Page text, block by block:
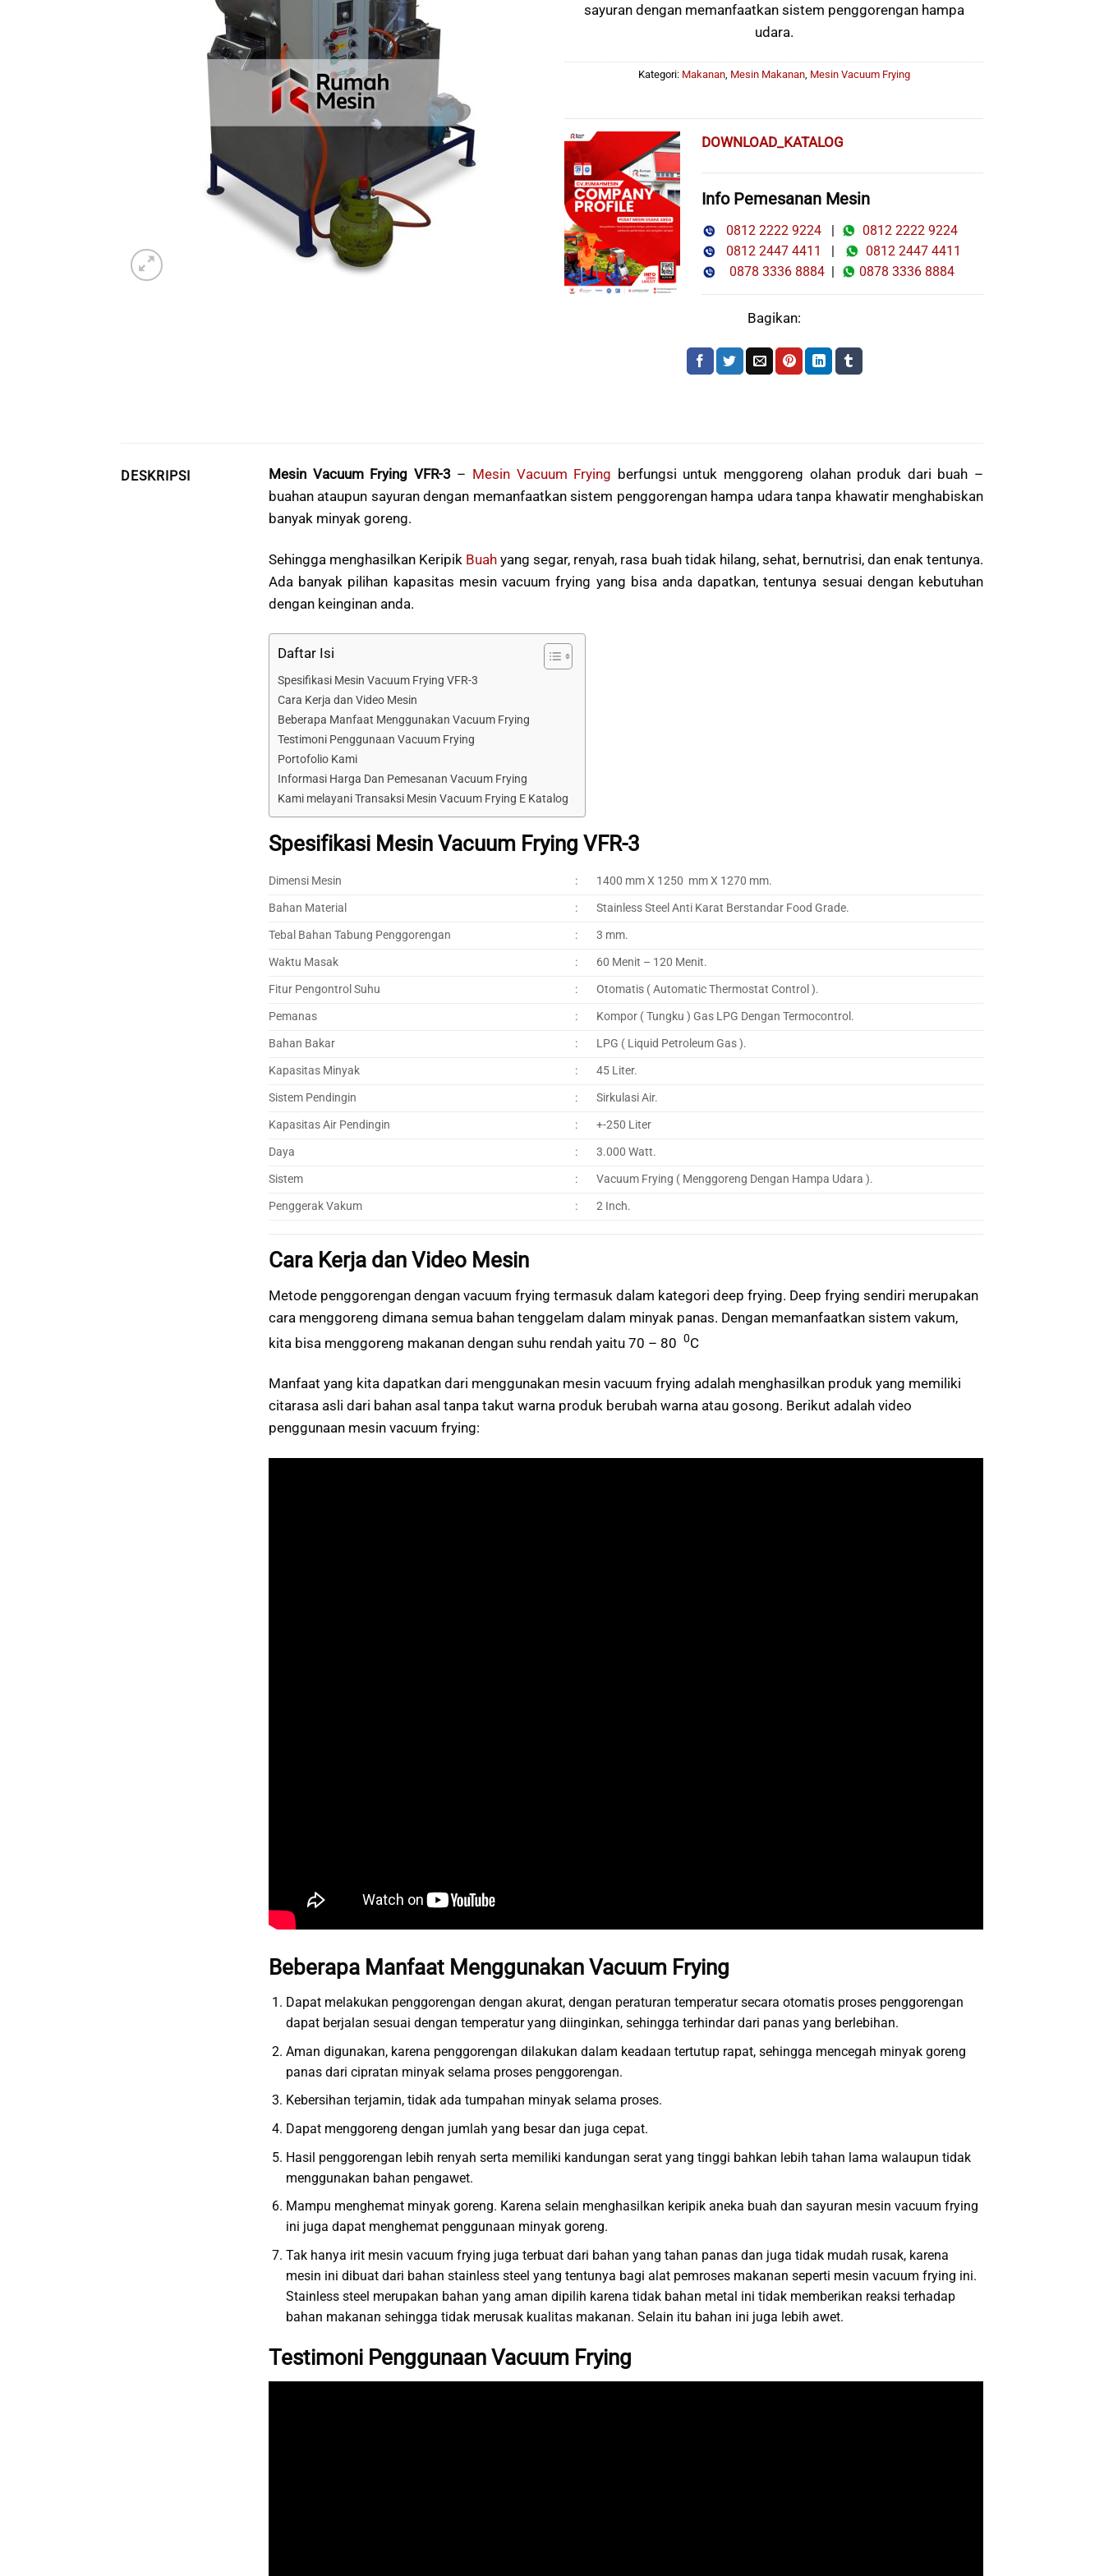
sayuran dengan memanfaatkan sistem penggorengan hampa
udara.
Kategori: Makanan, Mesin Makanan, Mesin Vacuum Frying
DOWNLOAD_KATALOG
Info Pemesanan Mesin
0812 2222 9224 |
0812 2222 9224
0812 2447 4411
|
0812 2447 4411
0878 3336 8884 | 0878 3336 8884
Bagikan:
DESKRIPSI Mesin Vacuum Frying VFR-3– Mesin Vacuum Frying berfungsi untuk menggoreng olahan produk dari buah –
buahan ataupun sayuran dengan memanfaatkan sistem penggorengan hampa udara tanpa khawatir menghabiskan
banyak minyak goreng.
Sehingga menghasilkan Keripik Buah yang segar, renyah, rasa buah tidak hilang, sehat, bernutrisi, dan enak tentunya.
Ada banyak pilihan kapasitas mesin vacuum frying yang bisa anda dapatkan, tentunya sesuai dengan kebutuhan
dengan keinginan anda.
Daftar Isi
Spesifikasi Mesin Vacuum Frying VFR-3
Cara Kerja dan Video Mesin
Beberapa Manfaat Menggunakan Vacuum Frying
Testimoni Penggunaan Vacuum Frying
Portofolio Kami
Informasi Harga Dan Pemesanan Vacuum Frying
Kami melayani Transaksi Mesin Vacuum Frying E Katalog
Spesifikasi Mesin Vacuum Frying VFR-3
Dimensi Mesin :
1400 mm X 1250 mm X 1270 mm.
Bahan Material
:
Stainless Steel Anti Karat Berstandar Food Grade.
Tebal Bahan Tabung Penggorengan
:
3 mm.
Waktu Masak
:
60 Menit – 120 Menit.
Fitur Pengontrol Suhu
:
Otomatis ( Automatic Thermostat Control ).
Pemanas
:
Kompor ( Tungku ) Gas LPG Dengan Termocontrol.
Bahan Bakar
:
LPG ( Liquid Petroleum Gas ).
Kapasitas Minyak
:
45 Liter.
Sistem Pendingin
:
Sirkulasi Air.
Kapasitas Air Pendingin
:
+-250 Liter
Daya
:
3.000 Watt.
Sistem
:
Vacuum Frying ( Menggoreng Dengan Hampa Udara ).
Penggerak Vakum
: 2 Inch.
Cara Kerja dan Video Mesin
Metode penggorengan dengan vacuum frying termasuk dalam kategori deep frying. Deep frying sendiri merupakan
cara menggoreng dimana semua bahan tenggelam dalam minyak panas. Dengan memanfaatkan sistem vakum,
kita bisa menggoreng makanan dengan suhu rendah yaitu 70 – 80 0C
Manfaat yang kita dapatkan dari menggunakan mesin vacuum frying adalah menghasilkan produk yang memiliki
citarasa asli dari bahan asal tanpa takut warna produk berubah warna atau gosong. Berikut adalah video
penggunaan mesin vacuum frying:
Beberapa Manfaat Menggunakan Vacuum Frying
Dapat melakukan penggorengan dengan akurat, dengan peraturan temperatur secara otomatis proses penggorengan
dapat berjalan sesuai dengan temperatur yang diinginkan, sehingga terhindar dari panas yang berlebihan.
Aman digunakan, karena penggorengan dilakukan dalam keadaan tertutup rapat, sehingga mencegah minyak goreng
panas dari cipratan minyak selama proses penggorengan.
Kebersihan terjamin, tidak ada tumpahan minyak selama proses.
Dapat menggoreng dengan jumlah yang besar dan juga cepat.
Hasil penggorengan lebih renyah serta memiliki kandungan serat yang tinggi bahkan lebih tahan lama walaupun tidak
menggunakan bahan pengawet.
Mampu menghemat minyak goreng. Karena selain menghasilkan keripik aneka buah dan sayuran mesin vacuum frying
ini juga dapat menghemat penggunaan minyak goreng.
Tak hanya irit mesin vacuum frying juga terbuat dari bahan yang tahan panas dan juga tidak mudah rusak, karena
mesin ini dibuat dari bahan stainless steel yang tentunya bagi alat pemroses makanan seperti mesin vacuum frying ini.
Stainless steel merupakan bahan yang aman dipilih karena tidak bahan metal ini tidak memberikan reaksi terhadap
bahan makanan sehingga tidak merusak kualitas makanan. Selain itu bahan ini juga lebih awet.
Testimoni Penggunaan Vacuum Frying